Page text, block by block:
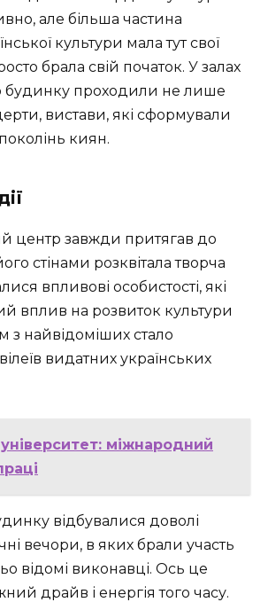
але більша частина
культури мала тут свої
брала свій початок. У залах
будинку проходили не лише
вистави, які сформували
киян.
центр завжди притягав до
стінами розквітала творча
впливові особистості, які
вплив на розвиток культури
з найвідоміших стало
видатних українських
міжнародний
відбувалися доволі
вечори, в яких брали участь
відомі виконавці. Ось це
драйв і енергія того часу.